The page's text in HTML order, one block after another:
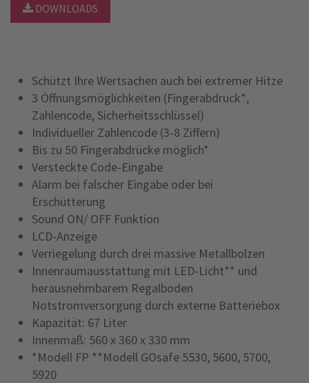
DOWNLOADS
Schützt Ihre Wertsachen auch bei extremer Hitze
3 Öffnungsmöglichkeiten (Fingerabdruck*,
Zahlencode, Sicherheitsschlüssel)
Individueller Zahlencode (3-8 Ziffern)
Bis zu 50 Fingerabdrücke möglich*
Versteckte Code-Eingabe
Alarm bei falscher Eingabe oder bei
Erschütterung
Sound ON/ OFF Funktion
LCD-Anzeige
Verriegelung durch drei massive Metallbolzen
Innenraumausstattung mit LED-Licht** und
herausnehmbarem Regalboden
Notstromversorgung durch externe Batteriebox
Kapazität: 67 Liter
Innenmaß: 560 x 360 x 330 mm
*Modell FP **Modell GOsafe 5530, 5600, 5700,
5920